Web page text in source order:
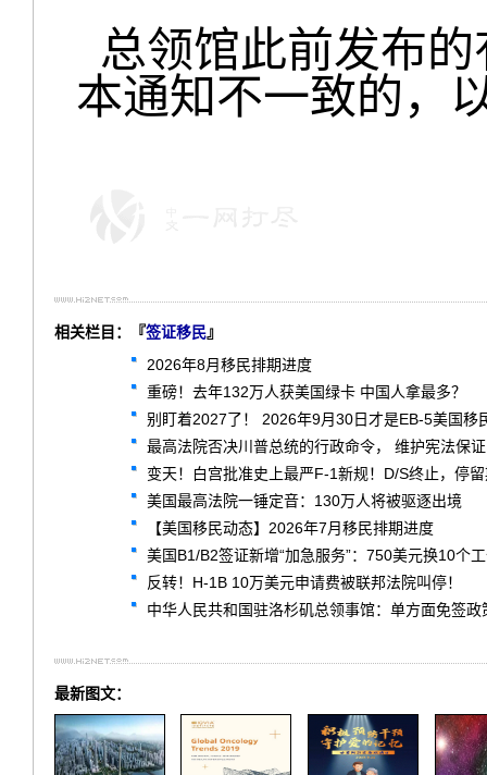
总领馆此前发布
本通知不一致的，
相关栏目：『签证移民』
2026年8月移民排期进度
重磅！去年132万人获美国绿卡 中国人拿最多？
别盯着2027了！ 2026年9月30日才是EB-5美国移
最高法院否决川普总统的行政命令， 维护宪法保
变天！白宫批准史上最严F-1新规！D/S终止，停
美国最高法院一锤定音：130万人将被驱逐出境
【美国移民动态】2026年7月移民排期进度
美国B1/B2签证新增“加急服务”：750美元换10个
反转！H-1B 10万美元申请费被联邦法院叫停！
中华人民共和国驻洛杉矶总领事馆：单方面免签
最新图文：